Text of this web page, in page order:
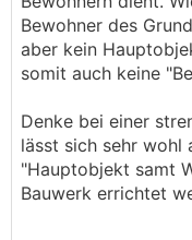
Bewohner des
aber kein
somit auch keine
Denke bei einer
lässt sich sehr wohl
"Hauptobjekt samt
Bauwerk errichtet